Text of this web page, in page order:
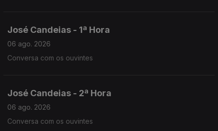
José Candeias - 1ª Hora
06 ago. 2026
Conversa com os ouvintes
José Candeias - 2ª Hora
06 ago. 2026
Conversa com os ouvintes